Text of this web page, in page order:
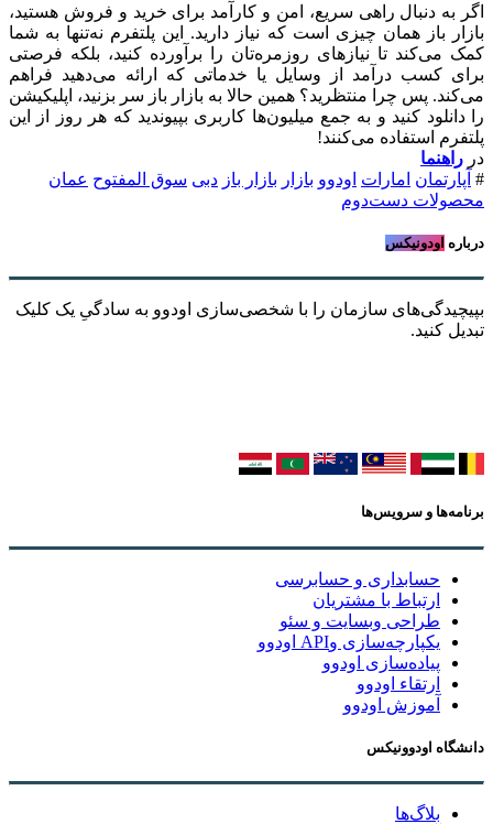
اگر به دنبال راهی سریع، امن و کارآمد برای خرید و فروش هستید،
بازار باز همان چیزی است که نیاز دارید. این پلتفرم نه‌تنها به شما
کمک می‌کند تا نیازهای روزمره‌تان را برآورده کنید، بلکه فرصتی
برای کسب درآمد از وسایل یا خدماتی که ارائه می‌دهید فراهم
می‌کند. پس چرا منتظرید؟ همین حالا به بازار باز سر بزنید، اپلیکیشن
را دانلود کنید و به جمع میلیون‌ها کاربری بپیوندید که هر روز از این
پلتفرم استفاده می‌کنند!
در راهنما
# آپارتمان امارات اودوو بازار بازار باز دبی سوق المفتوح عمان
محصولات دست‌دوم
درباره اودونیکس
بپیچیدگی‌های سازمان را با شخصی‌سازی اودوو به سادگیِ یک کلیک
تبدیل کنید.
برنامه‌ها و سرویس‌ها
حسابداری و حسابرسی
ارتباط با مشتریان
طراحی وبسایت و سئو
یکپارچه‌سازی وAPI اودوو
پیاده‌سازی اودوو
ارتقاء اودوو
آموزش اودوو
دانشگاه اودوونیکس
بلاگ‌ها